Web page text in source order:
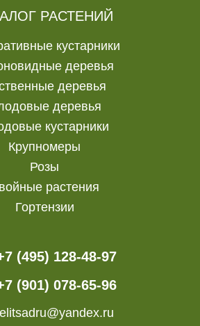
РАСТЕНИЙ
кустарники
деревья
деревья
деревья
кустарники
Крупномеры
Розы
растения
Гортензии
(495) 128-48-97
(901) 078-65-96
elitsadru@yandex.ru